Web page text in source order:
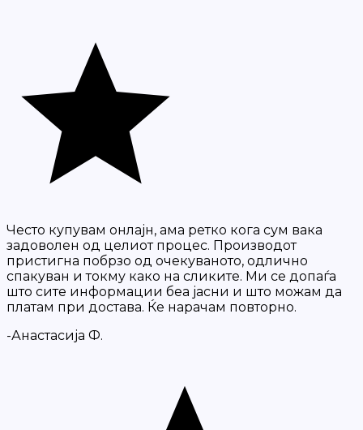
Често купувам онлајн, ама ретко кога сум вака
задоволен од целиот процес. Производот
пристигна побрзо од очекуваното, одлично
спакуван и токму како на сликите. Ми се допаѓа
што сите информации беа јасни и што можам да
платам при достава. Ќе нарачам повторно.
-Анастасија Ф.